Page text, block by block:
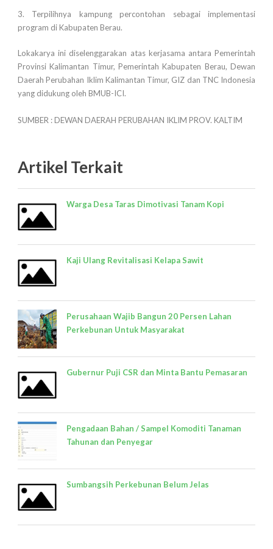
3. Terpilihnya kampung percontohan sebagai implementasi
program di Kabupaten Berau.
Lokakarya ini diselenggarakan atas kerjasama antara Pemerintah
Provinsi Kalimantan Timur, Pemerintah Kabupaten Berau, Dewan
Daerah Perubahan Iklim Kalimantan Timur, GIZ dan TNC Indonesia
yang didukung oleh BMUB-ICI.
SUMBER : DEWAN DAERAH PERUBAHAN IKLIM PROV. KALTIM
Artikel Terkait
Warga Desa Taras Dimotivasi Tanam Kopi
Kaji Ulang Revitalisasi Kelapa Sawit
Perusahaan Wajib Bangun 20 Persen Lahan
Perkebunan Untuk Masyarakat
Gubernur Puji CSR dan Minta Bantu Pemasaran
Pengadaan Bahan / Sampel Komoditi Tanaman
Tahunan dan Penyegar
Sumbangsih Perkebunan Belum Jelas